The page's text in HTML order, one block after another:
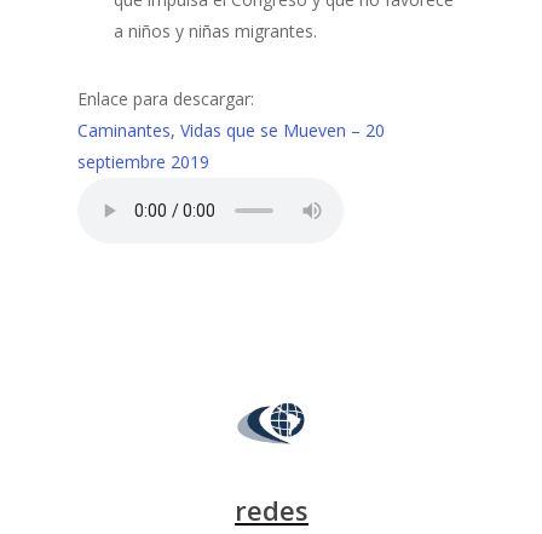
a niños y niñas migrantes.
Enlace para descargar:
Caminantes, Vidas que se Mueven – 20
septiembre 2019
redes